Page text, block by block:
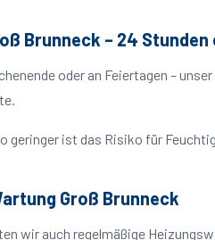
Brunneck – 24
oder an Feiertagen – unser
geringer ist das Risiko für
Groß Brunneck
wir auch regelmäßige